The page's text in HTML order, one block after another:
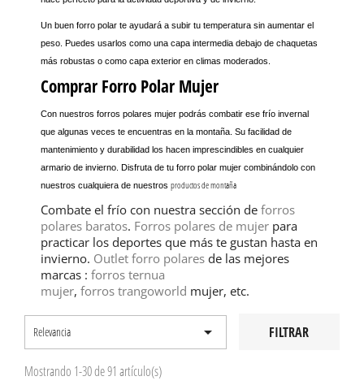
Un buen forro polar te ayudará a subir tu temperatura sin aumentar el
peso. Puedes usarlos como una capa intermedia debajo de chaquetas
más robustas o como capa exterior en climas moderados.
Comprar Forro Polar Mujer
Con nuestros forros polares mujer podrás combatir ese frío invernal
que algunas veces te encuentras en la montaña. Su facilidad de
mantenimiento y durabilidad los hacen imprescindibles en cualquier
armario de invierno. Disfruta de tu forro polar mujer combinándolo con
nuestros cualquiera de nuestros productos de montaña
Combate el frío con nuestra sección de forros
polares baratos. Forros polares de mujer para
practicar los deportes que más te gustan hasta en
invierno. Outlet forro polares de las mejores
marcas : forros ternua
mujer, forros trangoworld mujer, etc.
Relevancia  FILTRAR
Mostrando 1-30 de 91 artículo(s)